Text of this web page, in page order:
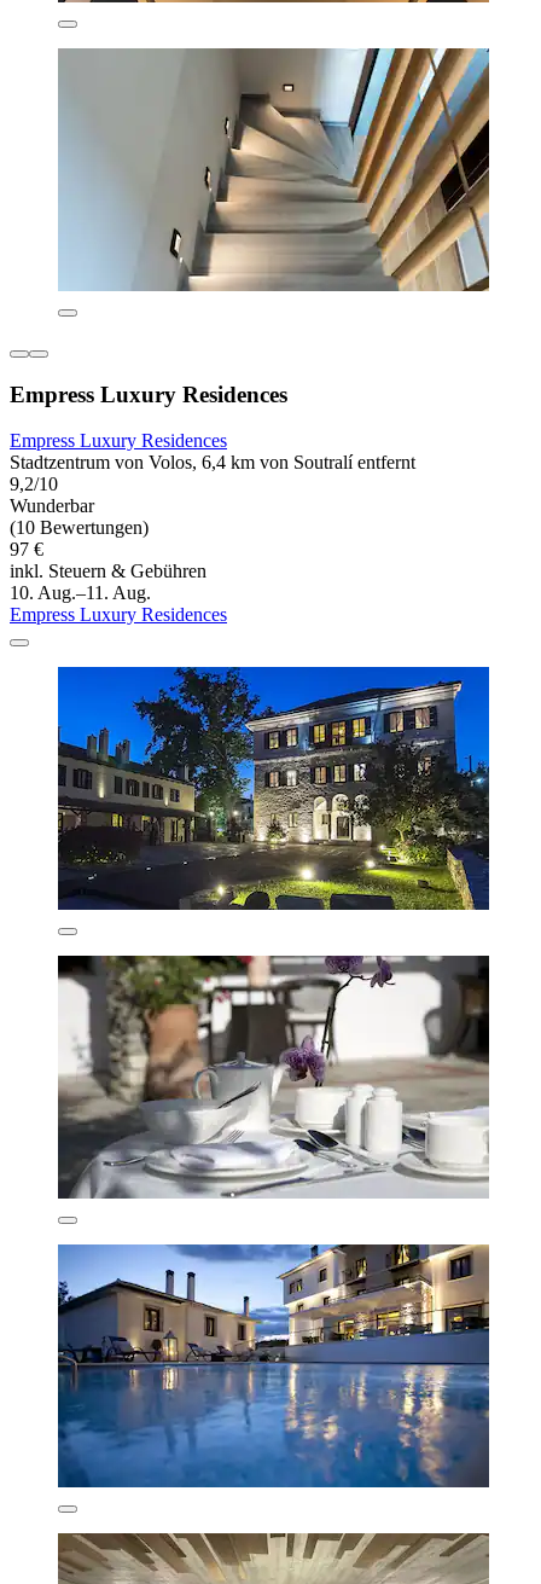
Empress Luxury Residences
Empress Luxury Residences
Stadtzentrum von Volos, 6,4 km von Soutralí entfernt
9,2/10
Wunderbar
(10 Bewertungen)
97 €
inkl. Steuern & Gebühren
10. Aug.–11. Aug.
Empress Luxury Residences